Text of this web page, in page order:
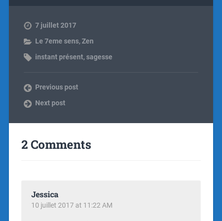
7 juillet 2017
Le 7eme sens,Zen
instant présent,sagesse
Previous post
Next post
2 Comments
Jessica
10 juillet 2017 at 11:22 AM